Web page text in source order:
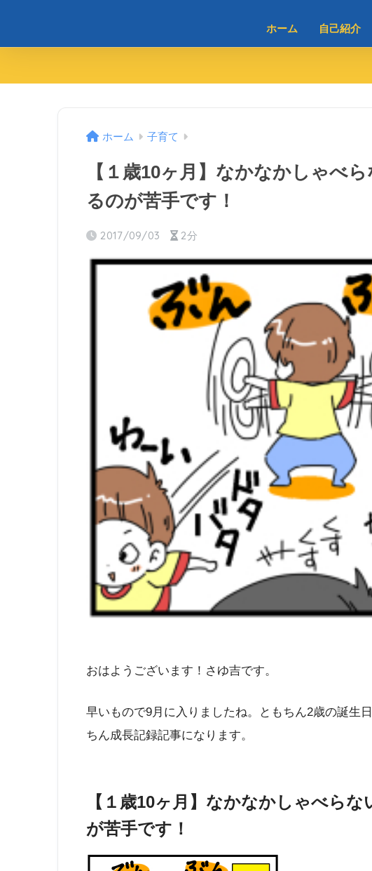
ホーム 自己紹介
ホーム 子育て
【１歳10ヶ月】なかなかしゃべ
るのが苦手です！
2017/09/03 2分
おはようございます！さゆ吉です。
早いもので9月に入りましたね。ともちん2歳の誕生
ちん成長記録記事になります。
【１歳10ヶ月】なかなかしゃべら
が苦手です！